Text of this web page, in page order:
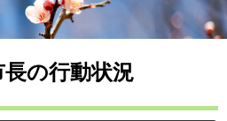
の行動状況